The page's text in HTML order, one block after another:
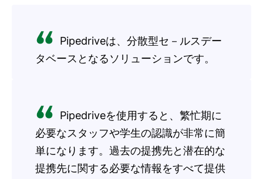
Pipedriveは、分散型セ－ルスデー
タベースとなるソリューションです。
Pipedriveを使用すると、繁忙期に
必要なスタッフや学生の認識が非常に簡
単になります。過去の提携先と潜在的な
提携先に関する必要な情報をすべて提供